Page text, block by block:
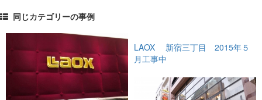
同じカテゴリーの事例
LAOX 新宿三丁目 2015年５
月工事中